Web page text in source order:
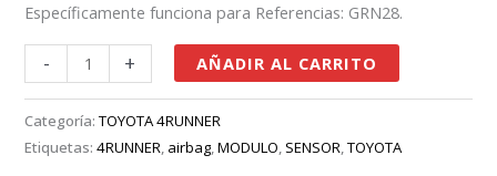
Específicamente funciona para Referencias: GRN28.
- + AÑADIR AL CARRITO
Categoría:TOYOTA 4RUNNER
Etiquetas:4RUNNER, airbag,MODULO, SENSOR,TOYOTA